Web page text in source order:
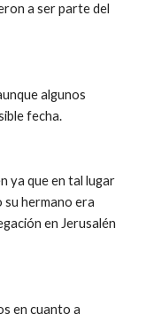
a ser parte del
algunos
fecha.
ya que en tal lugar
su hermano era
en Jerusalén
en cuanto a